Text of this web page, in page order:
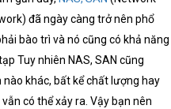
đã ngày càng trở nên phổ
bào trì và nó cũng có khả năng
Tuy nhiên NAS, SAN cũng
khác, bất kể chất lượng hay
có thể xảy ra. Vậy bạn nên